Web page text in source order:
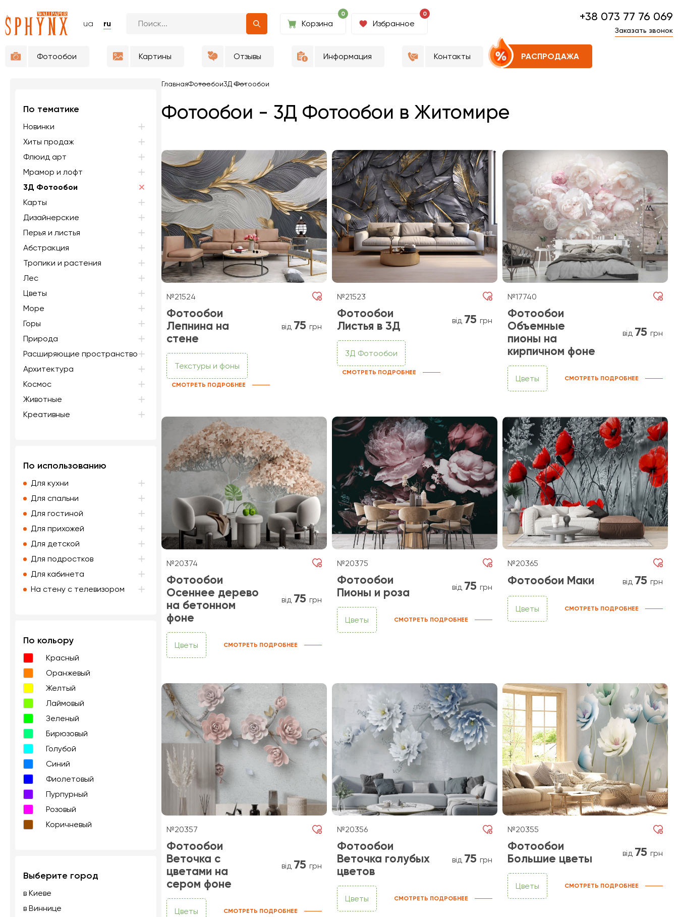
ua ru
0
Корзина
0
Избранное
+38 073 77 76 069
Заказать звонок
Фотообои Картины Отзывы Информация Контакты РАСПРОДАЖА
По тематике
Новинки
Хиты продаж
Флюид арт
Мрамор и лофт
3Д Фотообои
Карты
Дизайнерские
Перья и листья
Абстракция
Тропики и растения
Лес
Цветы
Море
Горы
Природа
Расширяющие пространство
Архитектура
Космос
Животные
Креативные
По использованию
Для кухни
Для спальни
Для гостиной
Для прихожей
Для детской
Для подростков
Для кабинета
На стену с телевизором
По кольору
Красный
Оранжевый
Желтый
Лаймовый
Зеленый
Бирюзовый
Голубой
Синий
Фиолетовый
Пурпурный
Розовый
Коричневый
Выберите город
в Киеве
в Виннице
ГлавнаяФотообои3Д Фотообои
Фотообои - 3Д Фотообои в Житомире
№21524
Фотообои
Лепнина на
стене
від 75 грн
Текстуры и фоны
СМОТРЕТЬ ПОДРОБНЕЕ
№21523
Фотообои
Листья в 3Д
від 75 грн
3Д Фотообои
СМОТРЕТЬ ПОДРОБНЕЕ
№17740
Фотообои
Объемные
пионы на
кирпичном фоне
від 75 грн
Цветы СМОТРЕТЬ ПОДРОБНЕЕ
№20374
Фотообои
Осеннее дерево
на бетонном
фоне
від 75 грн
Цветы СМОТРЕТЬ ПОДРОБНЕЕ
№20375
Фотообои
Пионы и роза
від 75 грн
Цветы СМОТРЕТЬ ПОДРОБНЕЕ
№20365
Фотообои Маки від 75 грн
Цветы СМОТРЕТЬ ПОДРОБНЕЕ
№20357
Фотообои
Веточка с
цветами на
сером фоне
від 75 грн
Цветы СМОТРЕТЬ ПОДРОБНЕЕ
№20356
Фотообои
Веточка голубых
цветов
від 75 грн
Цветы СМОТРЕТЬ ПОДРОБНЕЕ
№20355
Фотообои
Большие цветы
від 75 грн
Цветы СМОТРЕТЬ ПОДРОБНЕЕ